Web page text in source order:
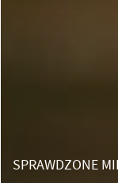
SPRAWDZONE